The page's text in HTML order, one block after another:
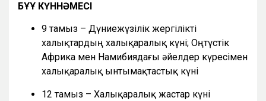
БҰҰ КҮННӘМЕСІ
9 тамыз – Дүниежүзілік жергілікті
халықтардың халықаралық күні; Оңтүстік
Африка мен Намибиядағы әйелдер күресімен
халықаралық ынтымақтастық күні
12 тамыз – Халықаралық жастар күні